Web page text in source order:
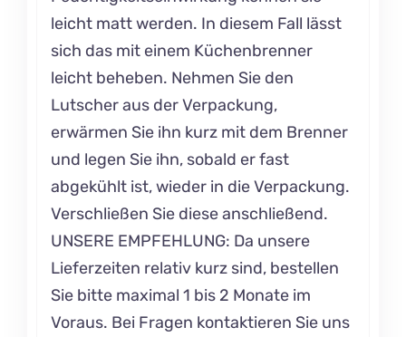
leicht matt werden. In diesem Fall lässt
sich das mit einem Küchenbrenner
leicht beheben. Nehmen Sie den
Lutscher aus der Verpackung,
erwärmen Sie ihn kurz mit dem Brenner
und legen Sie ihn, sobald er fast
abgekühlt ist, wieder in die Verpackung.
Verschließen Sie diese anschließend.
UNSERE EMPFEHLUNG: Da unsere
Lieferzeiten relativ kurz sind, bestellen
Sie bitte maximal 1 bis 2 Monate im
Voraus. Bei Fragen kontaktieren Sie uns